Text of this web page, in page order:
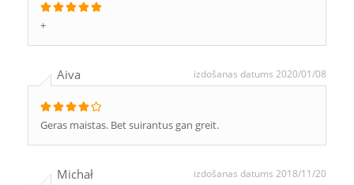
+
Aiva izdošanas datums 2020/01/08
Geras maistas. Bet suirantus gan greit.
Michał izdošanas datums 2018/11/20